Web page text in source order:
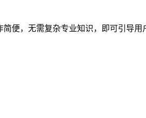
便，无需复杂专业知识，即可引导用